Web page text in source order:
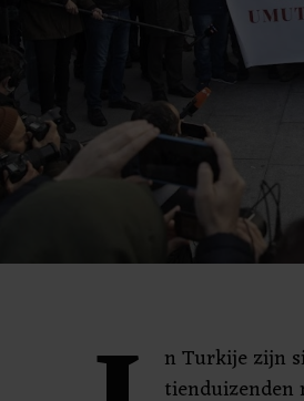
n Turkije zijn
tienduizenden